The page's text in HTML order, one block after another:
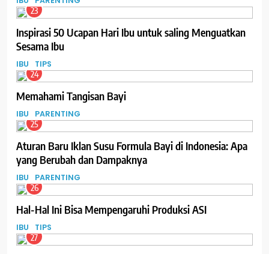
23
Inspirasi 50 Ucapan Hari Ibu untuk saling Menguatkan
Sesama Ibu
IBU TIPS
24
Memahami Tangisan Bayi
IBU PARENTING
25
Aturan Baru Iklan Susu Formula Bayi di Indonesia: Apa
yang Berubah dan Dampaknya
IBU PARENTING
26
Hal-Hal Ini Bisa Mempengaruhi Produksi ASI
IBU TIPS
27